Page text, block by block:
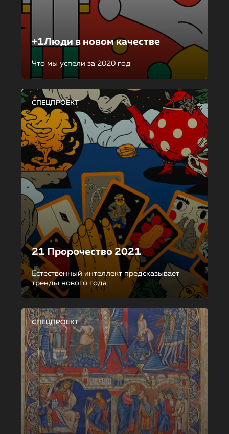
+1Люди в новом качестве
Что мы успели за 2020 год
СПЕЦПРОЕКТ
21 Пророчество 2021
Естественный интеллект предсказывает
тренды нового года
СПЕЦПРОЕКТ